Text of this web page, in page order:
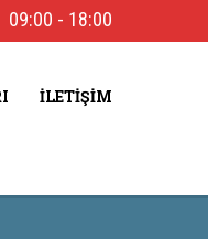
09:00 - 18:00
İLETIŞIM